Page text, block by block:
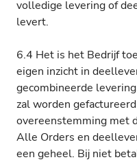
volledige levering of
levert.
6.4 Het is het Bedrijf
eigen inzicht in
gecombineerde
zal worden
overeenstemming met
Alle Orders en
een geheel. Bij niet